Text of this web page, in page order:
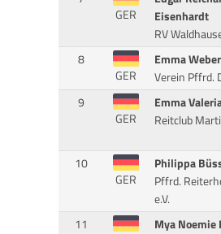
GER
Eisenhardt
RV
8
GER
Emma Weber
Verein Pffrd.
9
GER
Emma
Reitclub
10
GER
Philippa
Pffrd.
e.V.
11
Mya Noemie